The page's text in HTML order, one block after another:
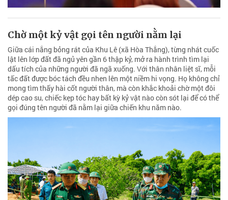
Chờ một kỷ vật gọi tên người nằm lại
Giữa cái nắng bỏng rát của Khu Lê (xã Hòa Thắng), từng nhát cuốc
lật lên lớp đất đã ngủ yên gần 6 thập kỷ, mở ra hành trình tìm lại
dấu tích của những người đã ngã xuống. Với thân nhân liệt sĩ, mỗi
tấc đất được bóc tách đều nhen lên một niềm hi vọng. Họ không chỉ
mong tìm thấy hài cốt người thân, mà còn khắc khoải chờ một đôi
dép cao su, chiếc kẹp tóc hay bất kỳ kỷ vật nào còn sót lại để có thể
gọi đúng tên người đã nằm lại giữa chiến khu năm nào.